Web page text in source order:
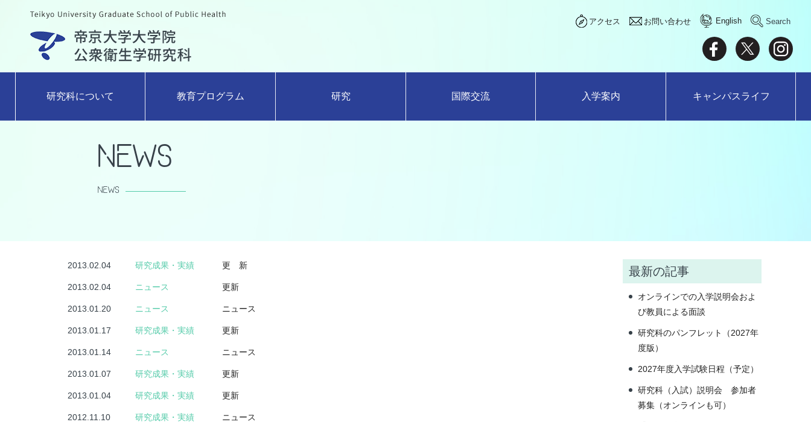
アクセス お問い合わせ English
研究科について 教育プログラム 研究 国際交流 入学案内 キャンパスライフ
News
NEWS
2013.02.04 研究成果・実績 更 新
2013.02.04 ニュース 更新
2013.01.20 ニュース ニュース
2013.01.17 研究成果・実績 更新
2013.01.14 ニュース ニュース
2013.01.07 研究成果・実績 更新
2013.01.04 研究成果・実績 更新
2012.11.10 研究成果・実績 ニュース
最新の記事
オンラインでの入学説明会およ
び教員による面談
研究科のパンフレット（2027年
度版）
2027年度入学試験日程（予定）
研究科（入試）説明会 参加者
募集（オンラインも可）